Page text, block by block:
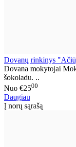
Dovanų rinkinys
Dovana mokytojai
šokoladu. ..
Nuo €2500
Daugiau
Į norų sąrašą